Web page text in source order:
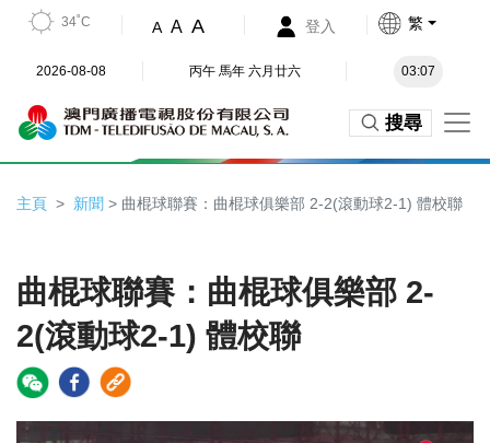
34˚C A A A 登入 繁
2026-08-08 丙午 馬年 六月廿六 03:07
搜尋
主頁 新聞 > 曲棍球聯賽：曲棍球俱樂部 2-2(滾動球2-1) 體校聯
曲棍球聯賽：曲棍球俱樂部 2-
2(滾動球2-1) 體校聯
Video